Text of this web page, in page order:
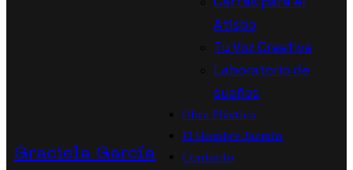
Graciela García
Atisbo
Tu Voz Creativa
Laboratorio de
sueños
Obra Plástica
El Hombre Jazmín
Contacto